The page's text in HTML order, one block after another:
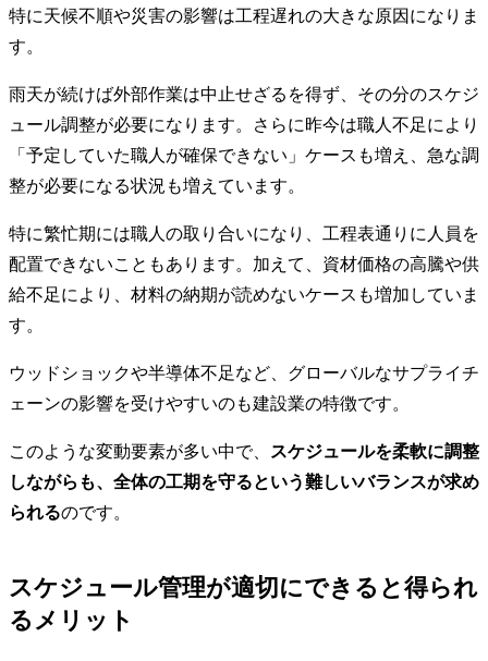
特に天候不順や災害の影響は工程遅れの大きな原因になりま
す。
雨天が続けば外部作業は中止せざるを得ず、その分のスケジ
ュール調整が必要になります。さらに昨今は職人不足により
「予定していた職人が確保できない」ケースも増え、急な調
整が必要になる状況も増えています。
特に繁忙期には職人の取り合いになり、工程表通りに人員を
配置できないこともあります。加えて、資材価格の高騰や供
給不足により、材料の納期が読めないケースも増加していま
す。
ウッドショックや半導体不足など、グローバルなサプライチ
ェーンの影響を受けやすいのも建設業の特徴です。
このような変動要素が多い中で、
スケジュールを柔軟に調整
しながらも、全体の工期を守るという難しいバランスが求め
られるのです。
スケジュール管理が適切にできると得られ
るメリット